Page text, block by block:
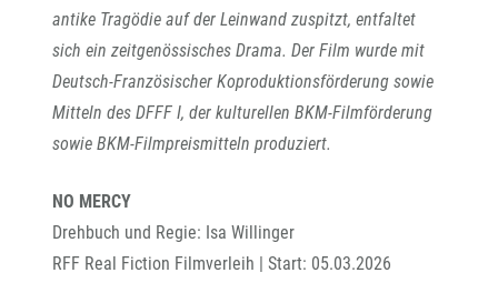
antike Tragödie auf der Leinwand zuspitzt, entfaltet
sich ein zeitgenössisches Drama. Der Film wurde mit
Deutsch-Französischer Koproduktionsförderung sowie
Mitteln des DFFF I, der kulturellen BKM-Filmförderung
sowie BKM-Filmpreismitteln produziert.
NO MERCY
Drehbuch und Regie: Isa Willinger
RFF Real Fiction Filmverleih | Start: 05.03.2026